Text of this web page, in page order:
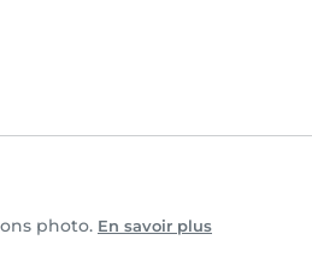
photo. En savoir plus